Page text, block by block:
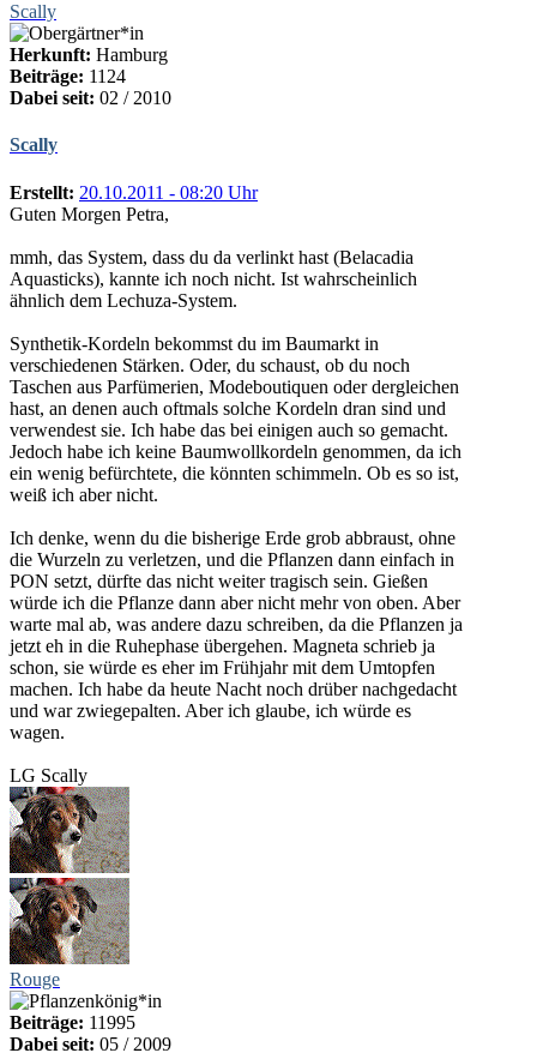
Scally
Herkunft: Hamburg
Beiträge: 1124
Dabei seit: 02 / 2010
Scally
Erstellt: 20.10.2011 - 08:20 Uhr
Guten Morgen Petra,
mmh, das System, dass du da verlinkt hast (Belacadia
Aquasticks), kannte ich noch nicht. Ist wahrscheinlich
ähnlich dem Lechuza-System.
Synthetik-Kordeln bekommst du im Baumarkt in
verschiedenen Stärken. Oder, du schaust, ob du noch
Taschen aus Parfümerien, Modeboutiquen oder dergleichen
hast, an denen auch oftmals solche Kordeln dran sind und
verwendest sie. Ich habe das bei einigen auch so gemacht.
Jedoch habe ich keine Baumwollkordeln genommen, da ich
ein wenig befürchtete, die könnten schimmeln. Ob es so ist,
weiß ich aber nicht.
Ich denke, wenn du die bisherige Erde grob abbraust, ohne
die Wurzeln zu verletzen, und die Pflanzen dann einfach in
PON setzt, dürfte das nicht weiter tragisch sein. Gießen
würde ich die Pflanze dann aber nicht mehr von oben. Aber
warte mal ab, was andere dazu schreiben, da die Pflanzen ja
jetzt eh in die Ruhephase übergehen. Magneta schrieb ja
schon, sie würde es eher im Frühjahr mit dem Umtopfen
machen. Ich habe da heute Nacht noch drüber nachgedacht
und war zwiegepalten. Aber ich glaube, ich würde es
wagen.
LG Scally
Rouge
Beiträge: 11995
Dabei seit: 05 / 2009